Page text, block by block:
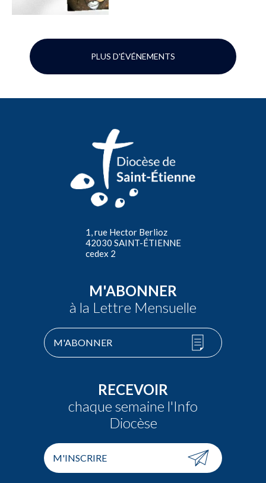
PLUS D'ÉVÉNEMENTS
1, rue Hector Berlioz
42030 SAINT-ÉTIENNE
cedex 2
M'ABONNER
à la Lettre Mensuelle
M'ABONNER
RECEVOIR
chaque semaine l'Info
Diocèse
M'INSCRIRE